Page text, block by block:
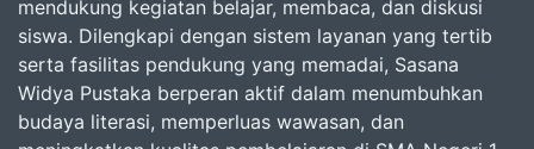
mendukung kegiatan belajar, membaca, dan diskusi
siswa. Dilengkapi dengan sistem layanan yang tertib
serta fasilitas pendukung yang memadai, Sasana
Widya Pustaka berperan aktif dalam menumbuhkan
budaya literasi, memperluas wawasan, dan